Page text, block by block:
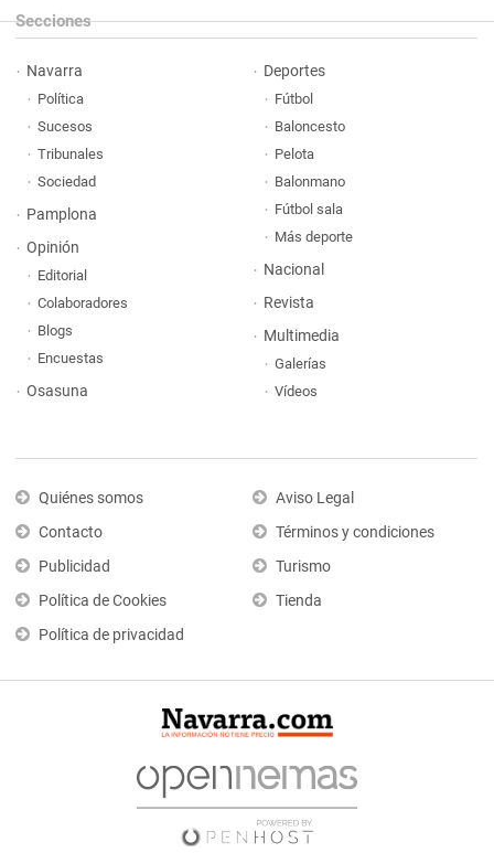
Secciones
Navarra
Política
Sucesos
Tribunales
Sociedad
Pamplona
Opinión
Editorial
Colaboradores
Blogs
Encuestas
Osasuna
Deportes
Fútbol
Baloncesto
Pelota
Balonmano
Fútbol sala
Más deporte
Nacional
Revista
Multimedia
Galerías
Vídeos
Quiénes somos
Contacto
Publicidad
Política de Cookies
Política de privacidad
Aviso Legal
Términos y condiciones
Turismo
Tienda